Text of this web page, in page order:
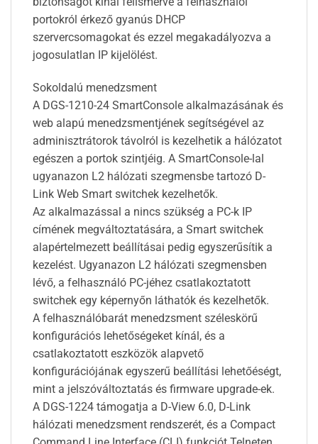
portokról érkező gyanús DHCP
szervercsomagokat és ezzel megakadályozva a
jogosulatlan IP kijelölést.
Sokoldalú menedzsment
A DGS-1210-24 SmartConsole alkalmazásának és
web alapú menedzsmentjének segítségével az
adminisztrátorok távolról is kezelhetik a hálózatot
egészen a portok szintjéig. A SmartConsole-lal
ugyanazon L2 hálózati szegmensbe tartozó D-
Link Web Smart switchek kezelhetők.
Az alkalmazással a nincs szükség a PC-k IP
címének megváltoztatására, a Smart switchek
alapértelmezett beállításai pedig egyszerűsítik a
kezelést. Ugyanazon L2 hálózati szegmensben
lévő, a felhasználó PC-jéhez csatlakoztatott
switchek egy képernyőn láthatók és kezelhetők.
A felhasználóbarát menedzsment széleskörű
konfigurációs lehetőségeket kínál, és a
csatlakoztatott eszközök alapvető
konfigurációjának egyszerű beállítási lehetőéségt,
mint a jelszóváltoztatás és firmware upgrade-ek.
A DGS-1224 támogatja a D-View 6.0, D-Link
hálózati menedzsment rendszerét, és a Compact